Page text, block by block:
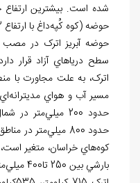
شده است. بيشترين
حوضه (کوه کُپهداغ با ارتفاع 2903 متر) است و پايين
حوضه آبريز اترک در مصب
سطح درياهاي آزاد قرار
اترک، به علت مجاورت با
مسير آب و هواي مديترانه
حدود 200 ميلي
متر در
حدود 800 ميلي
متر در
کوههاي خراسان، متغير
بارشي بين 250 تا400 ميلي